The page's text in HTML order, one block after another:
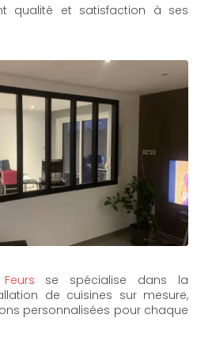
qualité et satisfaction à ses
se spécialise dans la
de cuisines sur mesure,
personnalisées pour chaque